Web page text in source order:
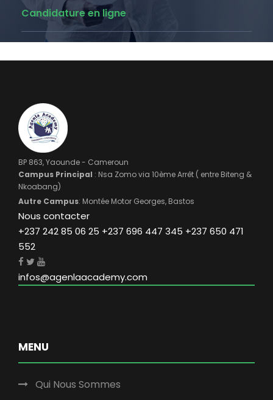
Candidature en ligne
BP 863, Yaounde - Cameroun
Campus Principal : Nsa Zomo via 10ème Arrêt ( entre Biteng &
Nkoabang)
Autre Campus: Montée Motor Georges, Bastos
Nous contacter
+237 242 85 06 25 +237 696 447 345 +237 650 471
552
infos@agenlaacademy.com
MENU
Qui Nous Sommes